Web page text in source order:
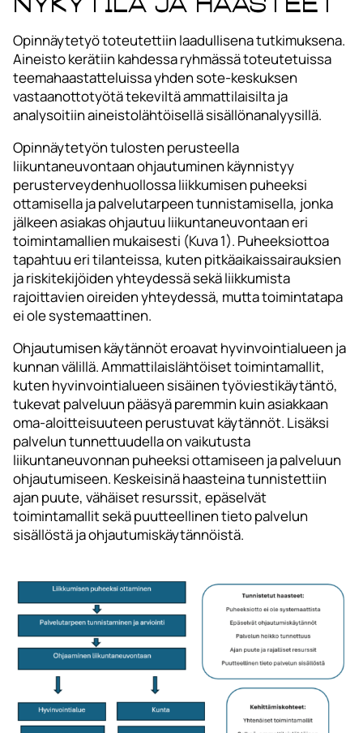
Opinnäytetyö toteutettiin laadullisena tutkimuksena.
Aineisto kerätiin kahdessa ryhmässä toteutetuissa
teemahaastatteluissa yhden sote-keskuksen
vastaanottotyötä tekeviltä ammattilaisilta ja
analysoitiin aineistolähtöisellä sisällönanalyysillä.
Opinnäytetyön tulosten perusteella
liikuntaneuvontaan ohjautuminen käynnistyy
perusterveydenhuollossa liikkumisen puheeksi
ottamisella ja palvelutarpeen tunnistamisella, jonka
jälkeen asiakas ohjautuu liikuntaneuvontaan eri
toimintamallien mukaisesti (Kuva 1). Puheeksiottoa
tapahtuu eri tilanteissa, kuten pitkäaikaissairauksien
ja riskitekijöiden yhteydessä sekä liikkumista
rajoittavien oireiden yhteydessä, mutta toimintatapa
ei ole systemaattinen.
Ohjautumisen käytännöt eroavat hyvinvointialueen ja
kunnan välillä. Ammattilaislähtöiset toimintamallit,
kuten hyvinvointialueen sisäinen työviestikäytäntö,
tukevat palveluun pääsyä paremmin kuin asiakkaan
oma-aloitteisuuteen perustuvat käytännöt. Lisäksi
palvelun tunnettuudella on vaikutusta
liikuntaneuvonnan puheeksi ottamiseen ja palveluun
ohjautumiseen. Keskeisinä haasteina tunnistettiin
ajan puute, vähäiset resurssit, epäselvät
toimintamallit sekä puutteellinen tieto palvelun
sisällöstä ja ohjautumiskäytännöistä.